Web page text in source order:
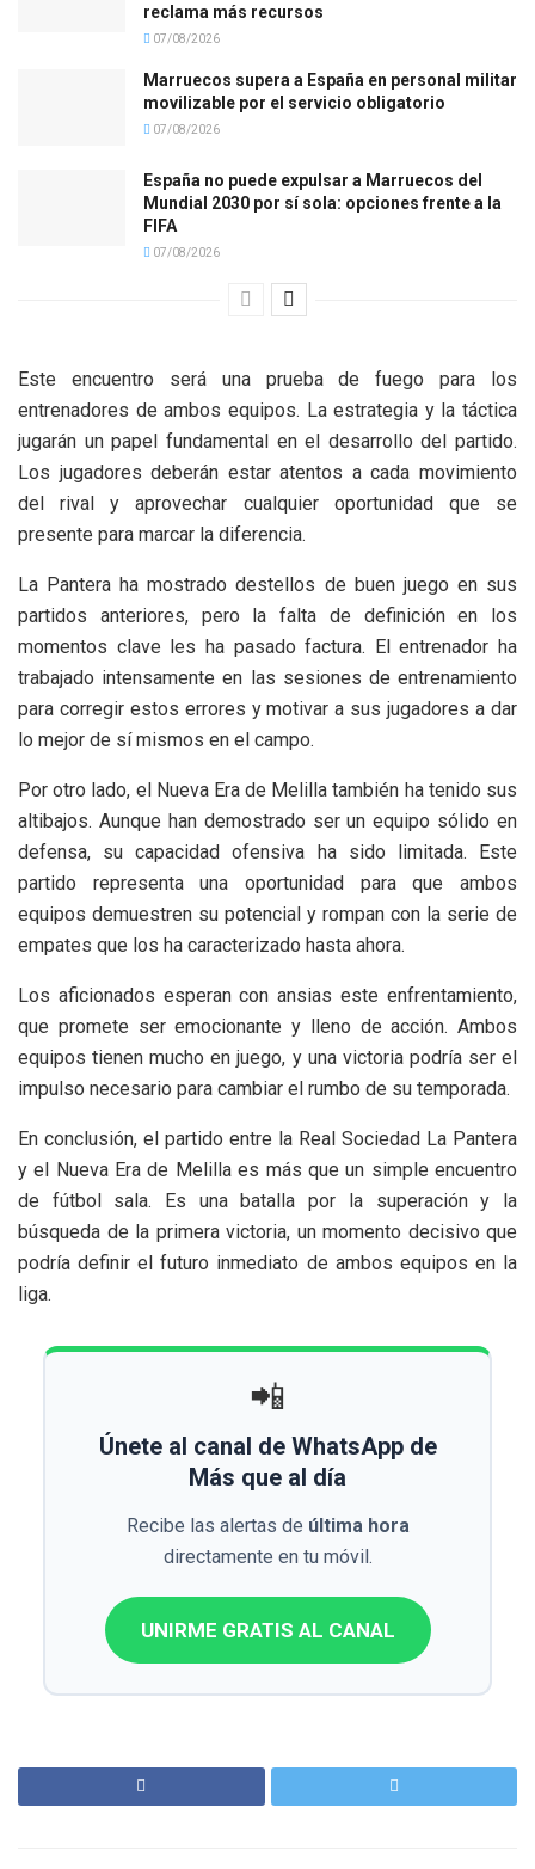
reclama más recursos
07/08/2026
Marruecos supera a España en personal militar
movilizable por el servicio obligatorio
07/08/2026
España no puede expulsar a Marruecos del
Mundial 2030 por sí sola: opciones frente a la
FIFA
07/08/2026
Este encuentro será una prueba de fuego para los
entrenadores de ambos equipos. La estrategia y la táctica
jugarán un papel fundamental en el desarrollo del partido.
Los jugadores deberán estar atentos a cada movimiento
del rival y aprovechar cualquier oportunidad que se
presente para marcar la diferencia.
La Pantera ha mostrado destellos de buen juego en sus
partidos anteriores, pero la falta de definición en los
momentos clave les ha pasado factura. El entrenador ha
trabajado intensamente en las sesiones de entrenamiento
para corregir estos errores y motivar a sus jugadores a dar
lo mejor de sí mismos en el campo.
Por otro lado, el Nueva Era de Melilla también ha tenido sus
altibajos. Aunque han demostrado ser un equipo sólido en
defensa, su capacidad ofensiva ha sido limitada. Este
partido representa una oportunidad para que ambos
equipos demuestren su potencial y rompan con la serie de
empates que los ha caracterizado hasta ahora.
Los aficionados esperan con ansias este enfrentamiento,
que promete ser emocionante y lleno de acción. Ambos
equipos tienen mucho en juego, y una victoria podría ser el
impulso necesario para cambiar el rumbo de su temporada.
En conclusión, el partido entre la Real Sociedad La Pantera
y el Nueva Era de Melilla es más que un simple encuentro
de fútbol sala. Es una batalla por la superación y la
búsqueda de la primera victoria, un momento decisivo que
podría definir el futuro inmediato de ambos equipos en la
liga.
📲
Únete al canal de WhatsApp de
Más que al día
Recibe las alertas de última hora
directamente en tu móvil.
UNIRME GRATIS AL CANAL